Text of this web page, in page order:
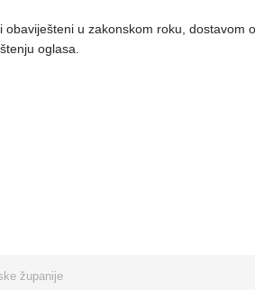
u zakonskom roku, dostavom
oglasa.
županije